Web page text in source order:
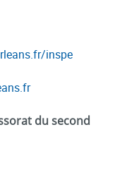
inspe
du second